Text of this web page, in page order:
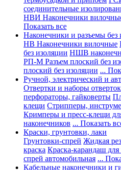
соединительные
НВИ Наконечники
Показать все
Наконечники и разъемы без
НВ Наконечники вилочные
без изоляции НШВ
РП-М Разъем плоский без
плоский без изоляции ...
Ручной, электрический и
Отвертки и наборы отверток
перфораторы, гайковерты
клещи Стрипперы,
Кримперы и пресс-клещи
наконечников ... Показать
Краски, грунтовки, лаки
Грунтовки-спрей Жидкая
краска Краска-карандаш
спрей автомобильная ...
Кабельные наконечники и